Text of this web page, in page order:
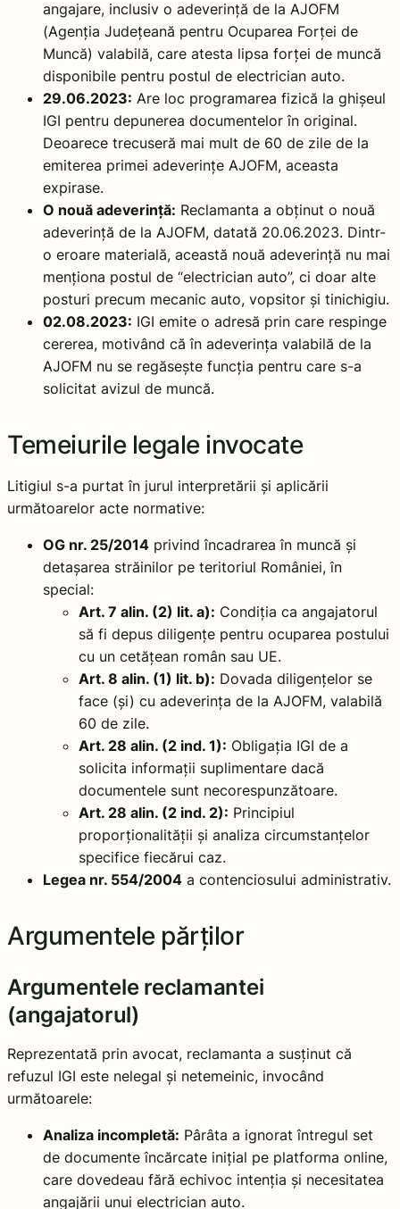
angajare, inclusiv o adeverință de la AJOFM
(Agenția Județeană pentru Ocuparea Forței de
Muncă) valabilă, care atesta lipsa forței de muncă
disponibile pentru postul de electrician auto.
29.06.2023: Are loc programarea fizică la ghișeul
IGI pentru depunerea documentelor în original.
Deoarece trecuseră mai mult de 60 de zile de la
emiterea primei adeverințe AJOFM, aceasta
expirase.
O nouă adeverință: Reclamanta a obținut o nouă
adeverință de la AJOFM, datată 20.06.2023. Dintr-
o eroare materială, această nouă adeverință nu mai
menționa postul de “electrician auto”, ci doar alte
posturi precum mecanic auto, vopsitor și tinichigiu.
02.08.2023: IGI emite o adresă prin care respinge
cererea, motivând că în adeverința valabilă de la
AJOFM nu se regăsește funcția pentru care s-a
solicitat avizul de muncă.
Temeiurile legale invocate
Litigiul s-a purtat în jurul interpretării și aplicării
următoarelor acte normative:
OG nr. 25/2014 privind încadrarea în muncă și
detașarea străinilor pe teritoriul României, în
special:
Art. 7 alin. (2) lit. a): Condiția ca angajatorul
să fi depus diligențe pentru ocuparea postului
cu un cetățean român sau UE.
Art. 8 alin. (1) lit. b): Dovada diligențelor se
face (și) cu adeverința de la AJOFM, valabilă
60 de zile.
Art. 28 alin. (2 ind. 1): Obligația IGI de a
solicita informații suplimentare dacă
documentele sunt necorespunzătoare.
Art. 28 alin. (2 ind. 2): Principiul
proporționalității și analiza circumstanțelor
specifice fiecărui caz.
Legea nr. 554/2004 a contenciosului administrativ.
Argumentele părților
Argumentele reclamantei
(angajatorul)
Reprezentată prin avocat, reclamanta a susținut că
refuzul IGI este nelegal și netemeinic, invocând
următoarele:
Analiza incompletă: Pârâta a ignorat întregul set
de documente încărcate inițial pe platforma online,
care dovedeau fără echivoc intenția și necesitatea
angajării unui electrician auto.